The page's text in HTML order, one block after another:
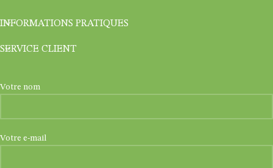
INFORMATIONS PRATIQUES
SERVICE CLIENT
Votre nom
Votre e-mail